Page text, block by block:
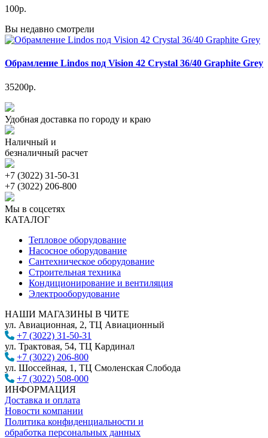
100р.
Вы недавно смотрели
Обрамление Lindos под Vision 42 Crystal 36/40 Graphite Grey
35200р.
Удобная доставка по городу и краю
Наличный и
безналичный расчет
+7 (3022) 31-50-31
+7 (3022) 206-800
Мы в соцсетях
КАТАЛОГ
Тепловое оборудование
Насосное оборудование
Сантехническое оборудование
Строительная техника
Кондиционирование и вентиляция
Электрооборудование
НАШИ МАГАЗИНЫ В ЧИТЕ
ул. Авиационная, 2, ТЦ Авиационный
+7 (3022) 31-50-31
ул. Трактовая, 54, ТЦ Кардинал
+7 (3022) 206-800
ул. Шоссейная, 1, ТЦ Смоленская Слобода
+7 (3022) 508-000
ИНФОРМАЦИЯ
Доставка и оплата
Новости компании
Политика конфиденциальности и
обработка персональных данных